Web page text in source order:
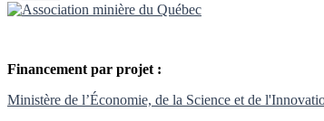
Financement par projet :
Ministère de l’Économie, de la Science et de